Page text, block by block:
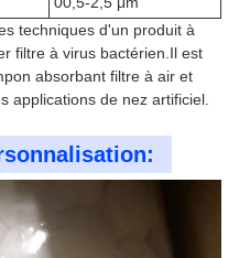
techniques d'un produit à
filtre à virus bactérien.Il est
absorbant filtre à air et
applications de nez artificiel.